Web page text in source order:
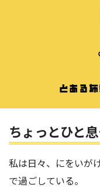
ちょっとひと
私は日々、にをいが
で過ごしている。